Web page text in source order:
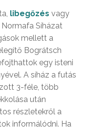
libegőzés vagy
Síházat
mellett a
Bográtsch
egy isteni
A síház a futás
3-féle, több
után
részletekről a
informálódni. Ha